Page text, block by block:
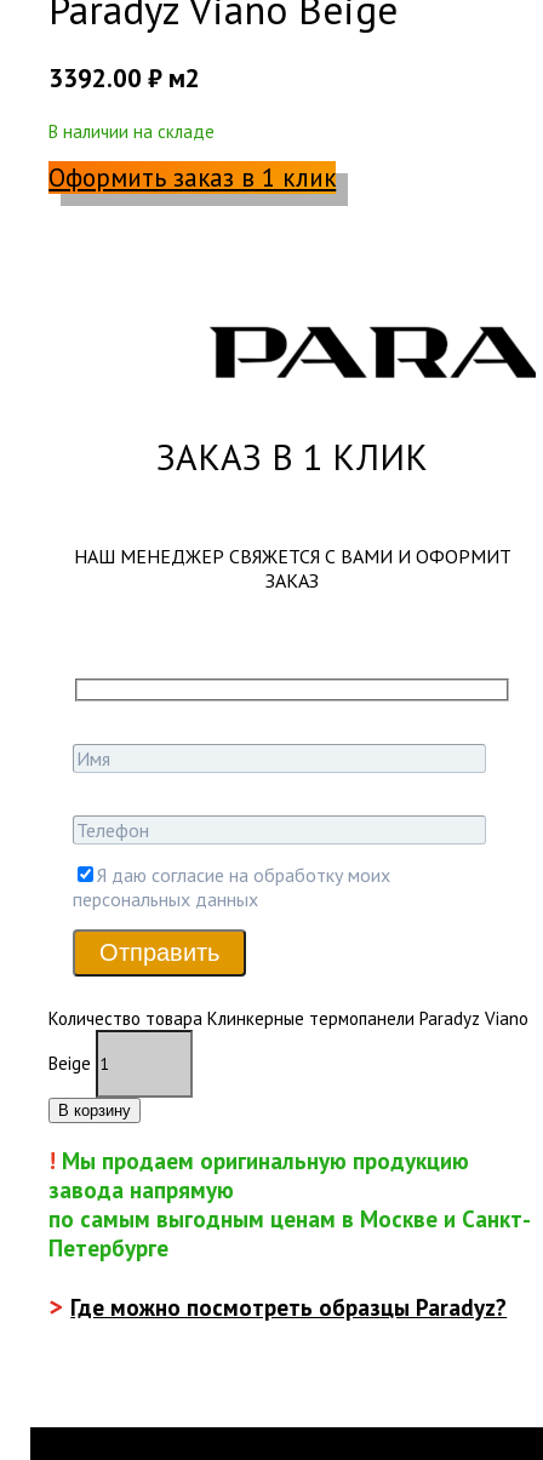
3392.00₽ м2
В наличии на складе
Оформить заказ в 1 клик
ЗАКАЗ В 1 КЛИК
НАШ МЕНЕДЖЕР СВЯЖЕТСЯ С ВАМИ И ОФОРМИТ
ЗАКАЗ
Я даю согласие на обработку моих
персональных данных
Отправить
Количество товара Клинкерные термопанели Paradyz Viano
Beige
В корзину
! Мы продаем оригинальную продукцию
завода напрямую
по самым выгодным ценам в Москве и Санкт-
Петербурге
> Где можно посмотреть образцы Paradyz?